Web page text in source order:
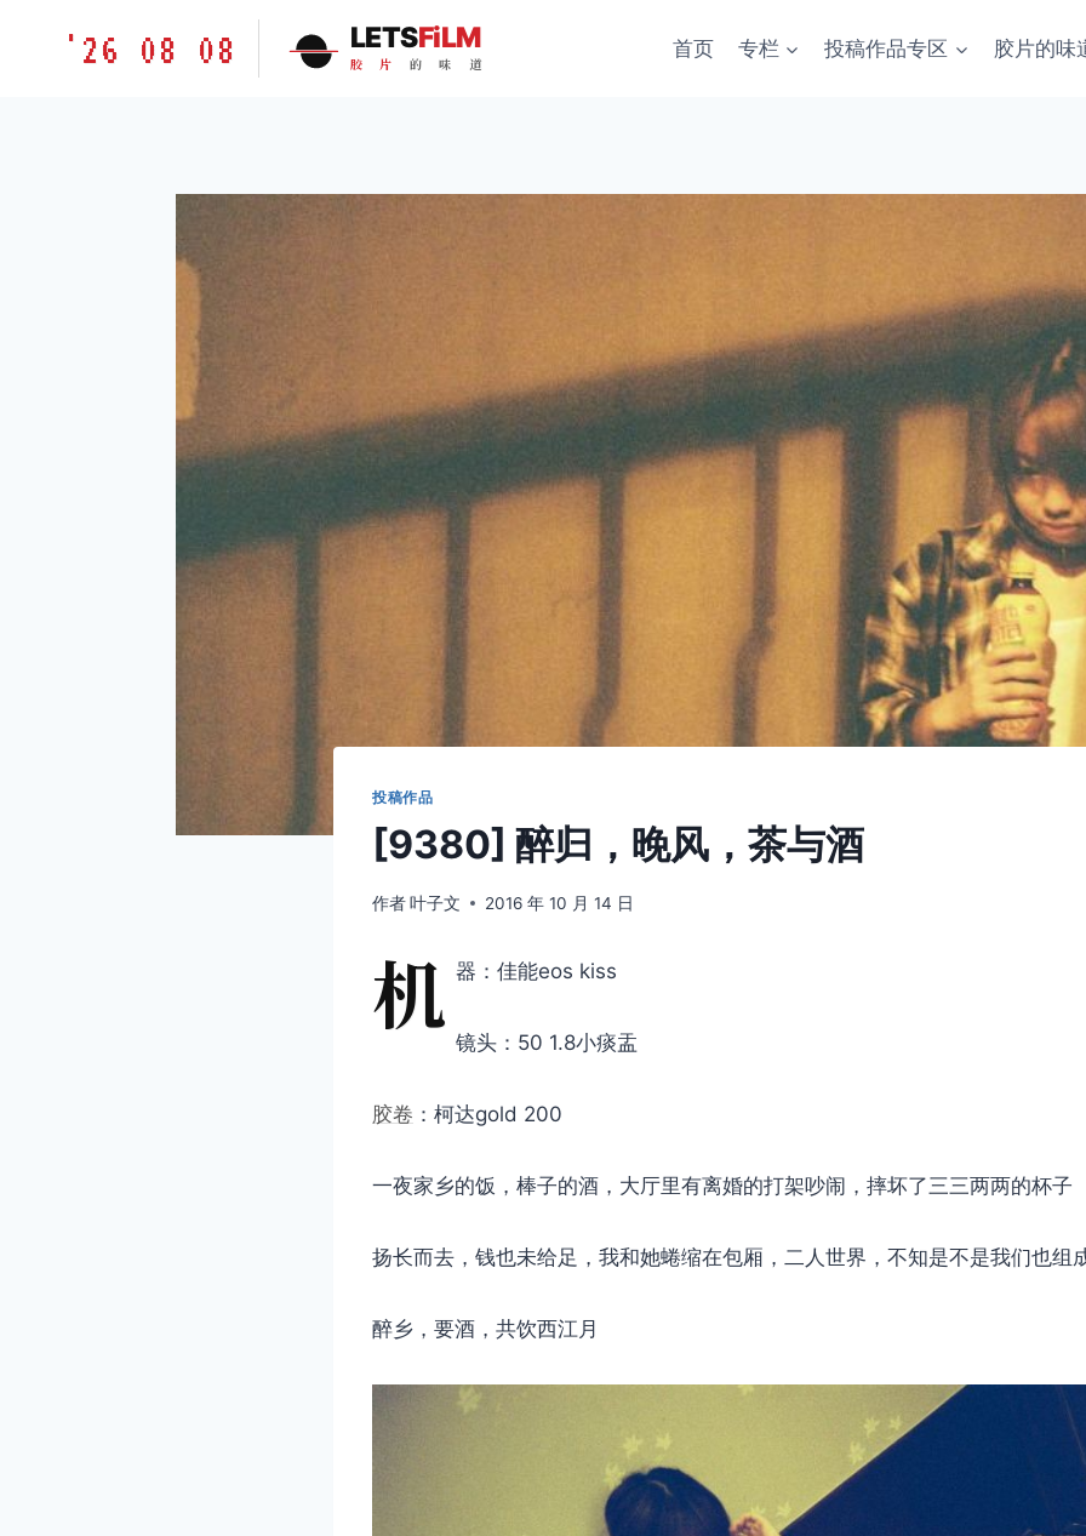
胶'26 08 08 LETSFiLM
胶 片 的 味 道
首页 专栏 投稿作品专区 胶片的味
投稿作品
[9380] 醉归，晚风，茶与酒
作者叶子文 2016 年 10 月 14 日
机 器：佳能eos kiss
镜头：50 1.8小痰盂
胶卷 ：柯达gold 200
一夜家乡的饭，棒子的酒，大厅里有离婚的打架吵闹，摔坏了三三两两的杯子
扬长而去，钱也未给足，我和她蜷缩在包厢，二人世界，不知是不是我们也组
醉乡，要酒，共饮西江月